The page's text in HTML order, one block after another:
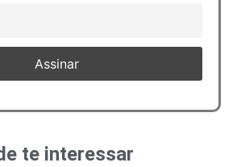
te interessar